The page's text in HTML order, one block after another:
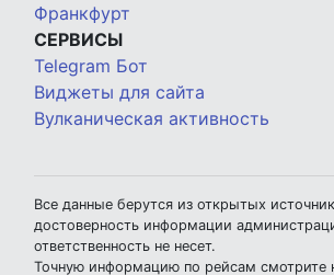
Франкфурт
СЕРВИСЫ
Telegram Бот
Виджеты для сайта
Вулканическая активность
Все данные берутся из открытых
достоверность информации
ответственность не несет.
Точную информацию по рейсам смотрите